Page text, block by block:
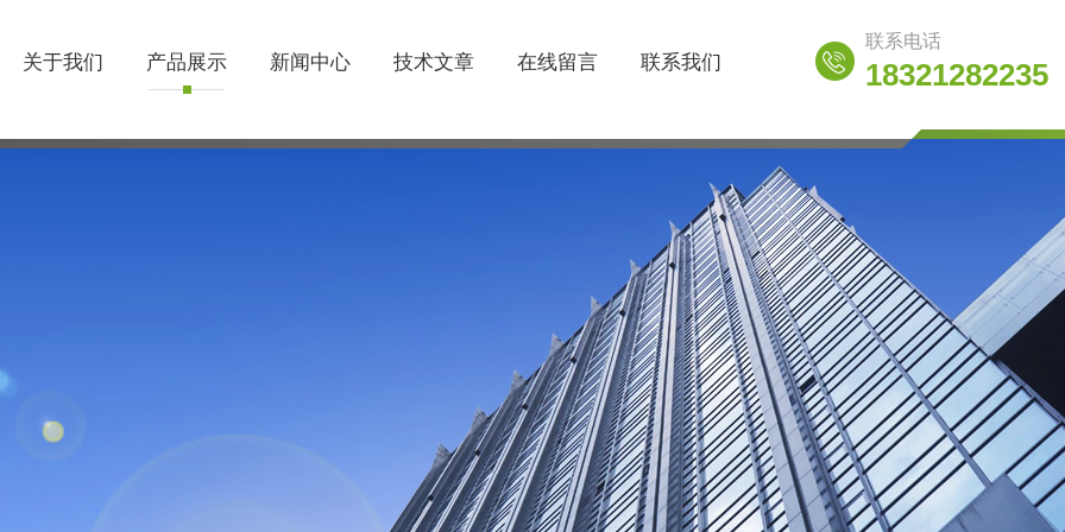
关于我们 产品展示 新闻中心 技术文章 在线留言 联系我们
联系电话
18321282235